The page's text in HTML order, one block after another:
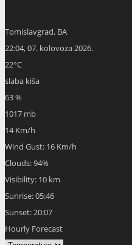
Tomislavgrad, BA
22:04,07. kolovoza 2026.
22°C
slaba kiša
63 %
1017 mb
14 Km/h
Wind Gust: 16 Km/h
Clouds:94%
Visibility: 10 km
Sunrise:05:46
Sunset:20:07
Hourly Forecast